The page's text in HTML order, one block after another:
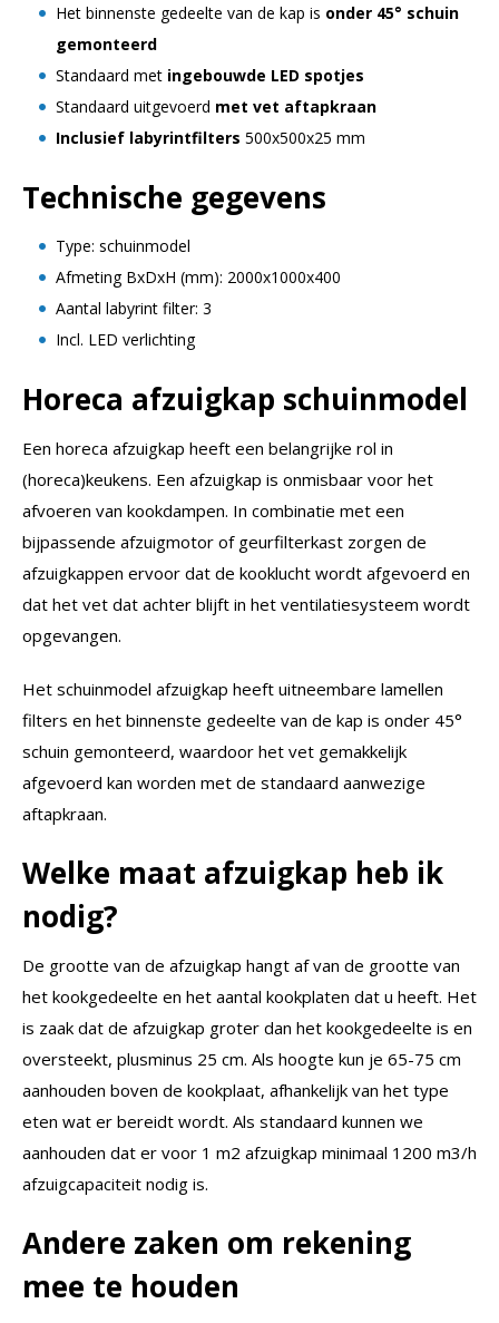
Het binnenste gedeelte van de kap is onder 45° schuin
gemonteerd
Standaard met ingebouwde LED spotjes
Standaard uitgevoerd met vet aftapkraan
Inclusief labyrintfilters 500x500x25 mm
Technische gegevens
Type: schuinmodel
Afmeting BxDxH (mm): 2000x1000x400
Aantal labyrint filter: 3
Incl. LED verlichting
Horeca afzuigkap schuinmodel
Een horeca afzuigkap heeft een belangrijke rol in
(horeca)keukens. Een afzuigkap is onmisbaar voor het
afvoeren van kookdampen. In combinatie met een
bijpassende afzuigmotor of geurfilterkast zorgen de
afzuigkappen ervoor dat de kooklucht wordt afgevoerd en
dat het vet dat achter blijft in het ventilatiesysteem wordt
opgevangen.
Het schuinmodel afzuigkap heeft uitneembare lamellen
filters en het binnenste gedeelte van de kap is onder 45°
schuin gemonteerd, waardoor het vet gemakkelijk
afgevoerd kan worden met de standaard aanwezige
aftapkraan.
Welke maat afzuigkap heb ik
nodig?
De grootte van de afzuigkap hangt af van de grootte van
het kookgedeelte en het aantal kookplaten dat u heeft. Het
is zaak dat de afzuigkap groter dan het kookgedeelte is en
oversteekt, plusminus 25 cm. Als hoogte kun je 65-75 cm
aanhouden boven de kookplaat, afhankelijk van het type
eten wat er bereidt wordt. Als standaard kunnen we
aanhouden dat er voor 1 m2 afzuigkap minimaal 1200 m3/h
afzuigcapaciteit nodig is.
Andere zaken om rekening
mee te houden